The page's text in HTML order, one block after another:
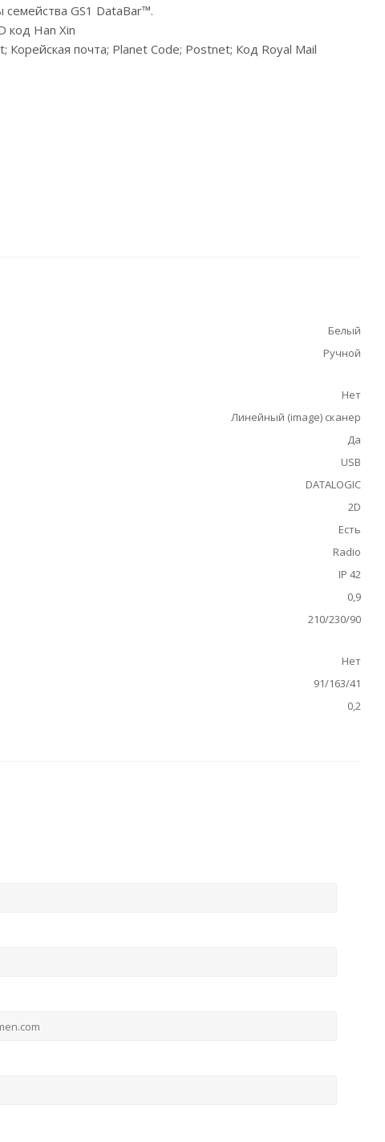
GS1 DataBar™.
код Han Xin
почта; Planet Code; Postnet; Код Royal Mail
Белый
Ручной
Нет
Линейный (image) сканер
Да
USB
DATALOGIC
2D
Есть
Radio
IP 42
0,9
210/230/90
Нет
91/163/41
0,2